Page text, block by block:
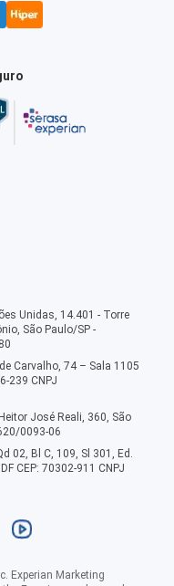
Unidas, 14.401 - Torre
São Paulo/SP -
Carvalho, 74 – Sala 1105
239 CNPJ
José Reali, 360, São
0093-06
02, Bl C, 109, Sl 301, Ed.
CEP: 70302-911 CNPJ
Experian Marketing